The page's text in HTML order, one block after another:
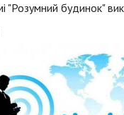
"Розумний будинок"